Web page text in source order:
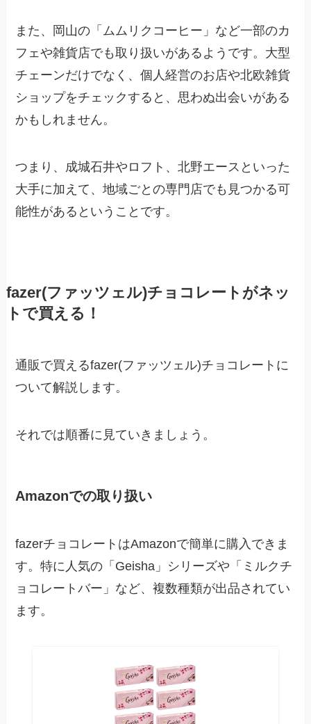
また、岡山の「ムムリクコーヒー」など一部のカ
フェや雑貨店でも取り扱いがあるようです。大型
チェーンだけでなく、個人経営のお店や北欧雑貨
ショップをチェックすると、思わぬ出会いがある
かもしれません。
つまり、成城石井やロフト、北野エースといった
大手に加えて、地域ごとの専門店でも見つかる可
能性があるということです。
fazer(ファッツェル)チョコレートがネッ
トで買える！
通販で買えるfazer(ファッツェル)チョコレートに
ついて解説します。
それでは順番に見ていきましょう。
Amazonでの取り扱い
fazerチョコレートはAmazonで簡単に購入できま
す。特に人気の「Geisha」シリーズや「ミルクチ
ョコレートバー」など、複数種類が出品されてい
ます。